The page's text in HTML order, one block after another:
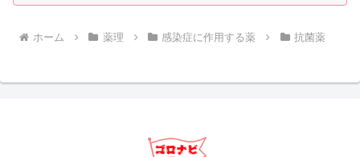
ホーム 薬理 感染症に作用する薬 抗菌薬